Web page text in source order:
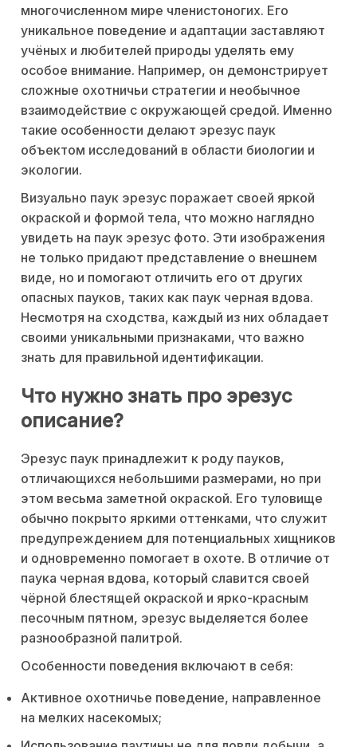
многочисленном мире членистоногих. Его
уникальное поведение и адаптации заставляют
учёных и любителей природы уделять ему
особое внимание. Например, он демонстрирует
сложные охотничьи стратегии и необычное
взаимодействие с окружающей средой. Именно
такие особенности делают эрезус паук
объектом исследований в области биологии и
экологии.
Визуально паук эрезус поражает своей яркой
окраской и формой тела, что можно наглядно
увидеть на паук эрезус фото. Эти изображения
не только придают представление о внешнем
виде, но и помогают отличить его от других
опасных пауков, таких как паук черная вдова.
Несмотря на сходства, каждый из них обладает
своими уникальными признаками, что важно
знать для правильной идентификации.
Что нужно знать про эрезус
описание?
Эрезус паук принадлежит к роду пауков,
отличающихся небольшими размерами, но при
этом весьма заметной окраской. Его туловище
обычно покрыто яркими оттенками, что служит
предупреждением для потенциальных хищников
и одновременно помогает в охоте. В отличие от
паука черная вдова, который славится своей
чёрной блестящей окраской и ярко-красным
песочным пятном, эрезус выделяется более
разнообразной палитрой.
Особенности поведения включают в себя:
Активное охотничье поведение, направленное
на мелких насекомых;